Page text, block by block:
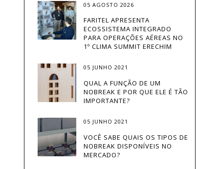
CAMERAS DE SEGURANÇA
CAMERASDESEGURANÇA
CASA INTELIGENTE
CATRACA
CATRACA COM LEITURA FACIAL
CATRACAS
CENTRAL TELEFÔNICA
05 AGOSTO 2026
FARITEL APRESENTA
ECOSSISTEMA INTEGRADO
PARA OPERAÇÕES AÉREAS NO
1º CLIMA SUMMIT ERECHIM
05 JUNHO 2021
QUAL A FUNÇÃO DE UM
NOBREAK E POR QUE ELE É TÃO
IMPORTANTE?
05 JUNHO 2021
VOCÊ SABE QUAIS OS TIPOS DE
NOBREAK DISPONÍVEIS NO
MERCADO?